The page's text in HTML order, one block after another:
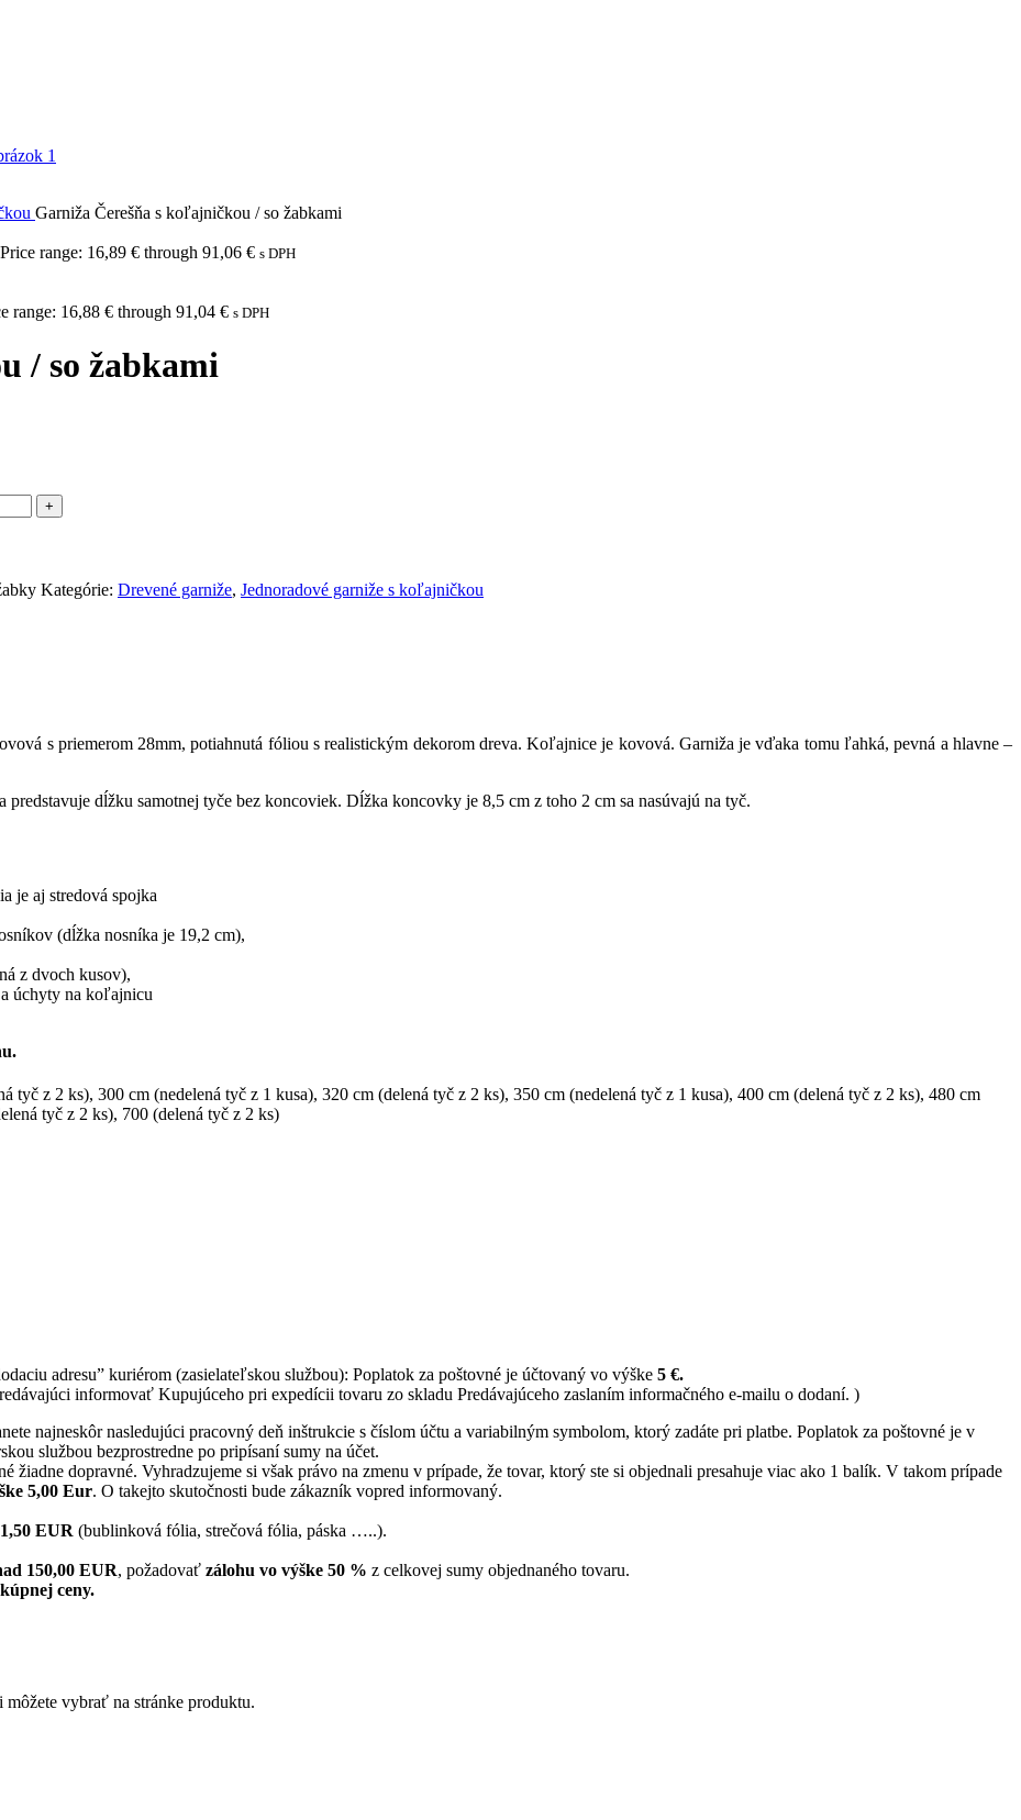
Garniža Čerešňa s koľajničkou / so žabkami
Price range: 16,89 € through 91,06 € s DPH
range: 16,88 € through 91,04 € s DPH
/ so žabkami
Kategórie: Drevené garniže, Jednoradové garniže s koľajničkou
s priemerom 28mm, potiahnutá fóliou s realistickým dekorom dreva. Koľajnice je kovová. Garniža je vďaka tomu ľahká, pevná a hlavne –
dĺžku samotnej tyče bez koncoviek. Dĺžka koncovky je 8,5 cm z toho 2 cm sa nasúvajú na tyč.
je aj stredová spojka
(dĺžka nosníka je 19,2 cm),
z dvoch kusov),
a úchyty na koľajnicu
tyč z 2 ks), 300 cm (nedelená tyč z 1 kusa), 320 cm (delená tyč z 2 ks), 350 cm (nedelená tyč z 1 kusa), 400 cm (delená tyč z 2 ks), 480 cm
tyč z 2 ks), 700 (delená tyč z 2 ks)
adresu” kuriérom (zasielateľskou službou): Poplatok za poštovné je účtovaný vo výške 5 €.
informovať Kupujúceho pri expedícii tovaru zo skladu Predávajúceho zaslaním informačného e-mailu o dodaní. )
najneskôr nasledujúci pracovný deň inštrukcie s číslom účtu a variabilným symbolom, ktorý zadáte pri platbe. Poplatok za poštovné je v
službou bezprostredne po pripísaní sumy na účet.
žiadne dopravné. Vyhradzujeme si však právo na zmenu v prípade, že tovar, ktorý ste si objednali presahuje viac ako 1 balík. V takom prípade
5,00 Eur. O takejto skutočnosti bude zákazník vopred informovaný.
1,50 EUR (bublinková fólia, strečová fólia, páska …..).
150,00 EUR, požadovať zálohu vo výške 50 % z celkovej sumy objednaného tovaru.
ceny.
vybrať na stránke produktu.